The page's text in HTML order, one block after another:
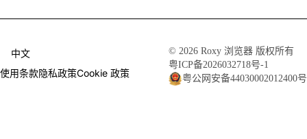
中文
使用条款隐私政策Cookie 政策
© 2026 Roxy 浏览器 版权所有
粤ICP备2026032718号-1
粤公网安备44030002012400号